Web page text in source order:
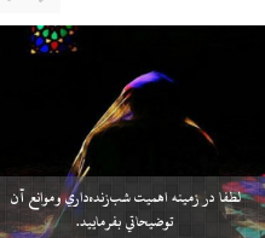
سلامي كه بعد از اتمام نماز به 3 امام داده مي‌شود منشأ
آن چيست؟